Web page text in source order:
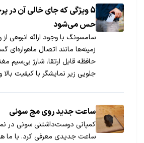
5 ویژگی‌ که جای خالی آن در
حس می‌شود
سامسونگ با وجود ارائه انبوهی
زمینه‌ها مانند اتصال ماهواره‌ای
حافظه قابل ارتقا، شارژ بی‌سیم
جلویی زیر نمایشگر با کیفیت
​ساعت جدید روی مچ سونی
ساعت جدیدی معرفی کرد. با ما